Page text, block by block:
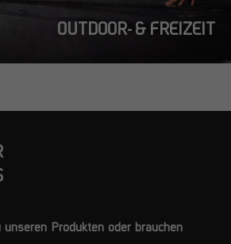
OUTDOOR- & FREIZEIT
unseren Produkten oder brauchen